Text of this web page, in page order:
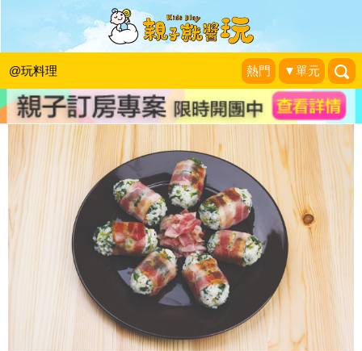
@玩料理 熱門 ▼單元
菠菜培根飯糰 -《10分鐘做晚餐》
采實文化|